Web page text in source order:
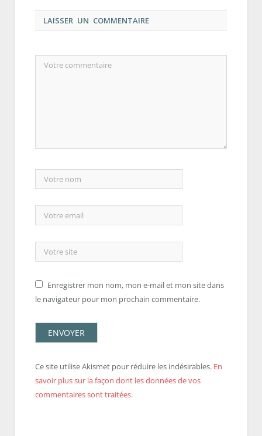
LAISSER UN COMMENTAIRE
Enregistrer mon nom, mon e-mail et mon site dans
le navigateur pour mon prochain commentaire.
Ce site utilise Akismet pour réduire les indésirables. En
savoir plus sur la façon dont les données de vos
commentaires sont traitées.